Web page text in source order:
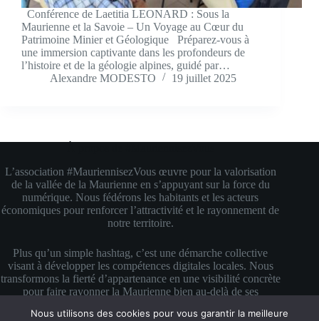
Conférence de Laetitia LEONARD : Sous la
Maurienne et la Savoie – Un Voyage au Cœur du
Patrimoine Minier et Géologique Préparez-vous à
une immersion captivante dans les profondeurs de
l’histoire et de la géologie alpines, guidé par…
Alexandre MODESTO
19 juillet 2025
L’association #MauriennisezVous œuvre pour la valorisation
de la vallée de la Maurienne en s’appuyant sur la force du
numérique. Nous fédérons les habitants et les acteurs
économiques pour renforcer l’attractivité et le rayonnement de
notre territoire.
Plus qu’un simple hashtag, c’est une démarche collective
visant à développer les compétences digitales locales. Nous
transformons la fierté d’appartenance en une visibilité concrète
pour faire rayonner la Maurienne bien au-delà de ses
Copyright © 2026 #MauriennisezVous — Propulsé avec
Nous utilisons des cookies pour vous garantir la meilleure